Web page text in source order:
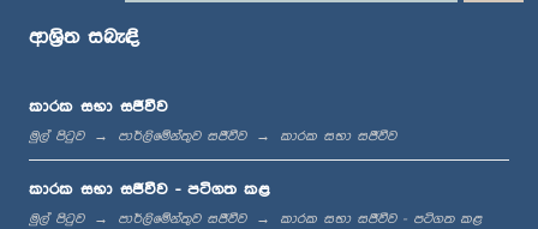
ප.ව. 12:10 - ප.ව. 12:18
ආශ්‍රිත සබැඳි
කාරක සභා සජීවීව
මුල් පිටුව පාර්ලිමේන්තුව සජීවීව කාරක සභා සජීවීව
කාරක සභා සජීවීව - පටිගත කළ
මුල් පිටුව පාර්ලිමේන්තුව සජීවීව කාරක සභා සජීවීව - පටිගත කළ